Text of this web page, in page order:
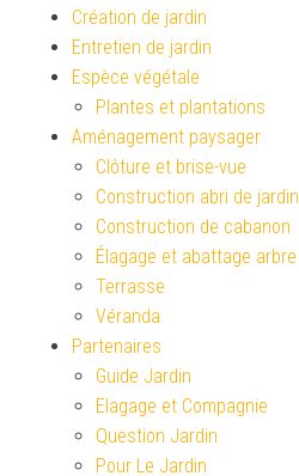
Création de jardin
Entretien de jardin
Espèce végétale
Plantes et plantations
Aménagement paysager
Clôture et brise-vue
Construction abri de jardin
Construction de cabanon
Élagage et abattage arbre
Terrasse
Véranda
Partenaires
Guide Jardin
Elagage et Compagnie
Question Jardin
Pour Le Jardin